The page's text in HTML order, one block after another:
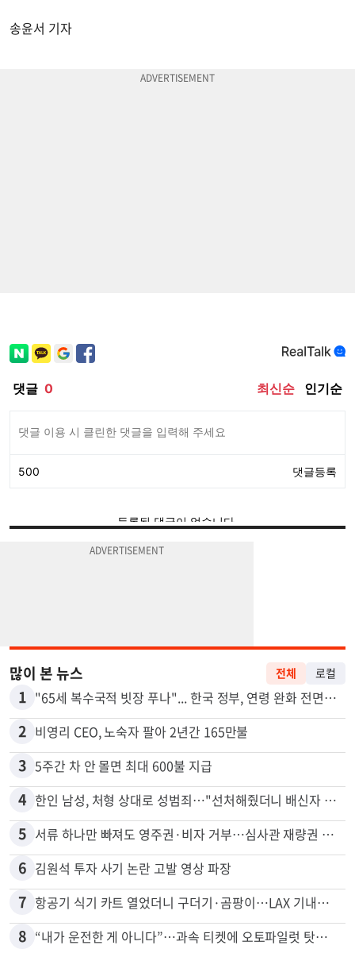
송윤서 기자
많이 본 뉴스
1
2 비영리 CEO, 노숙자 팔아 2년간 165만불
3 5주간 차 안 몰면 최대 600불 지급
4 한인 남성, 처형 상대로 성범죄…"선처해줬더니 배신자 취급"
5
6 김원석 투자 사기 논란 고발 영상 파장
7 항공기 식기 카트 열었더니 구더기·곰팡이…LAX 기내식 업체 논란